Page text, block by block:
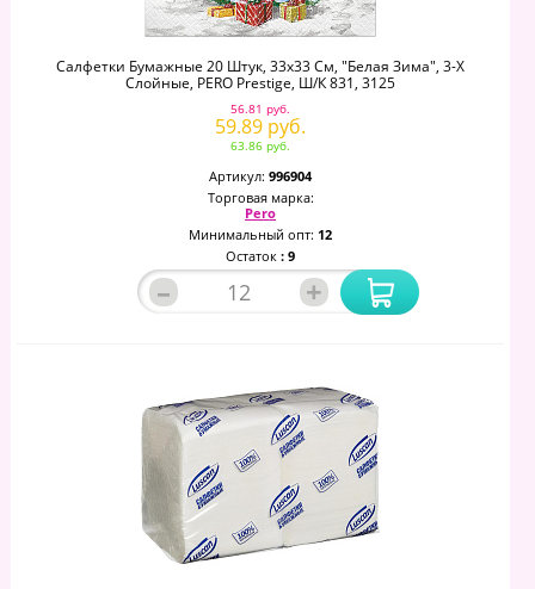
Салфетки Бумажные 20 Штук, 33х33 См, "Белая Зима", 3-Х
Слойные, PERO Prestige, Ш/к 831, 3125
56.81 руб.
59.89 руб.
63.86 руб.
Артикул: 996904
Торговая марка:
Pero
Минимальный опт: 12
Остаток : 9
– +